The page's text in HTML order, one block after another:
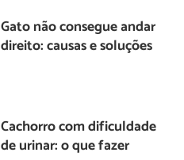
Gato não consegue andar
direito: causas e soluções
Cachorro com dificuldade
de urinar: o que fazer